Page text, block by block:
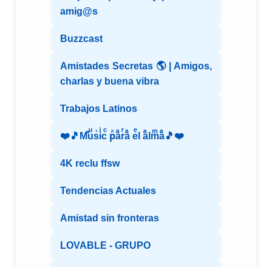
amig@s
Buzzcast
Amistades Secretas 🌎 | Amigos,
charlas y buena vibra
Trabajos Latinos
❤️🎵Mⷨuͧs͛iͥcͨ рⷬaͣrͬaͣ eͤl aͣlmͫaͣ🎵❤️
4K reclu ffsw
Tendencias Actuales
Amistad sin fronteras
LOVABLE - GRUPO